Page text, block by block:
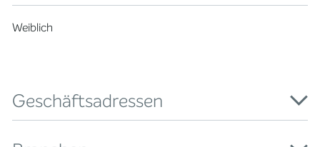
Weiblich
Geschäftsadressen